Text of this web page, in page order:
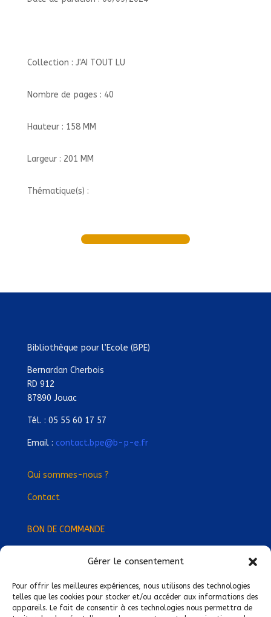
Gérer le consentement
Pour offrir les meilleures expériences, nous utilisons des technologies
telles que les cookies pour stocker et/ou accéder aux informations des
appareils. Le fait de consentir à ces technologies nous permettra de
Collection : J'AI TOUT LU
Nombre de pages : 40
Hauteur : 158 MM
Largeur : 201 MM
Thématique(s) :
Bibliothèque pour l’Ecole (BPE)
Bernardan Cherbois
RD 912
87890 Jouac
Tél. : 05 55 60 17 57
Email : contact.bpe@b-p-e.fr
Qui sommes-nous ?
Contact
BON DE COMMANDE
Devenez Délégué·e Régional·e !
Trouvez-nous près de chez vous !
Mentions légales